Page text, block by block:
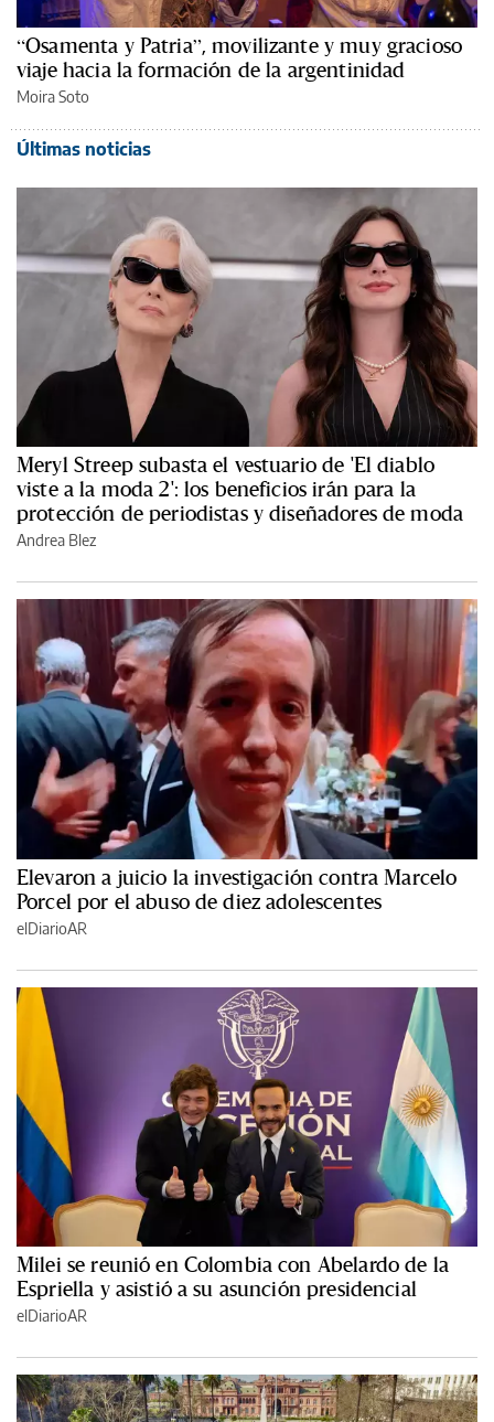
“Osamenta y Patria”, movilizante y muy gracioso
viaje hacia la formación de la argentinidad
Moira Soto
Últimas noticias
Meryl Streep subasta el vestuario de 'El diablo
viste a la moda 2': los beneficios irán para la
protección de periodistas y diseñadores de moda
Andrea Blez
Elevaron a juicio la investigación contra Marcelo
Porcel por el abuso de diez adolescentes
elDiarioAR
Milei se reunió en Colombia con Abelardo de la
Espriella y asistió a su asunción presidencial
elDiarioAR